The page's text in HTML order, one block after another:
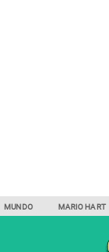
MUNDO MARIO HART